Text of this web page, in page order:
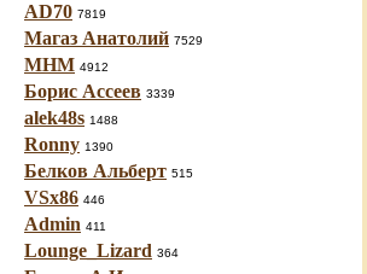
AD70 7819
Магаз Анатолий 7529
МНМ 4912
Борис Ассеев 3339
alek48s 1488
Ronny 1390
Белков Альберт 515
VSx86 446
Admin 411
Lounge_Lizard 364